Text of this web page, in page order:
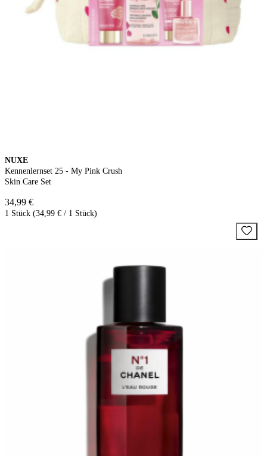
NUXE
Kennenlernset 25 - My Pink Crush
Skin Care Set
34,99 €
1 Stück (34,99 € / 1 Stück)